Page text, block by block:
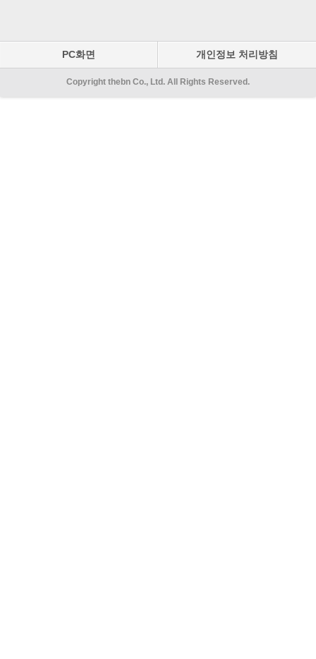
PC화면 개인정보 처리방침
Copyright thebn Co., Ltd. All Rights Reserved.